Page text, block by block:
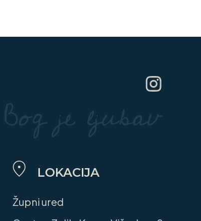
LOKACIJA
Župni ured